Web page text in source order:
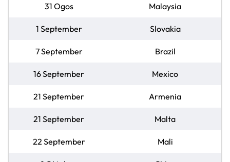
31 Ogos Malaysia
1 September Slovakia
7 September Brazil
16 September Mexico
21 September Armenia
21 September Malta
22 September Mali